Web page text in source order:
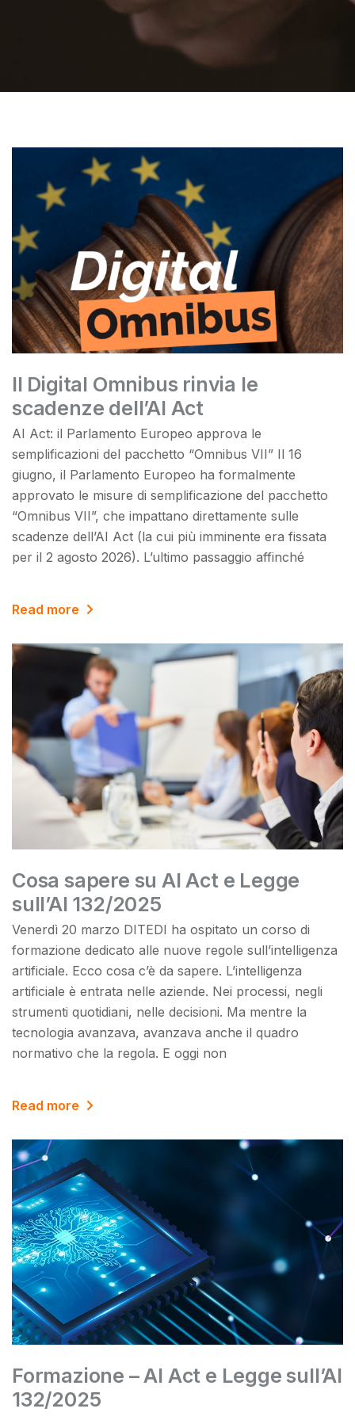
Il Digital Omnibus rinvia le
scadenze dell’AI Act
AI Act: il Parlamento Europeo approva le
semplificazioni del pacchetto “Omnibus VII” Il 16
giugno, il Parlamento Europeo ha formalmente
approvato le misure di semplificazione del pacchetto
“Omnibus VII”, che impattano direttamente sulle
scadenze dell’AI Act (la cui più imminente era fissata
per il 2 agosto 2026). L’ultimo passaggio affinché
Read more
Cosa sapere su AI Act e Legge
sull’AI 132/2025
Venerdì 20 marzo DITEDI ha ospitato un corso di
formazione dedicato alle nuove regole sull’intelligenza
artificiale. Ecco cosa c’è da sapere. L’intelligenza
artificiale è entrata nelle aziende. Nei processi, negli
strumenti quotidiani, nelle decisioni. Ma mentre la
tecnologia avanzava, avanzava anche il quadro
normativo che la regola. E oggi non
Read more
Formazione – AI Act e Legge sull’AI
132/2025